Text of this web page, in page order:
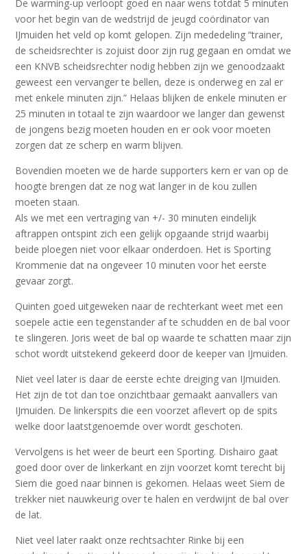
De warming-up verloopt goed en naar wens totdat 5 minuten
voor het begin van de wedstrijd de jeugd coördinator van
IJmuiden het veld op komt gelopen. Zijn mededeling “trainer,
de scheidsrechter is zojuist door zijn rug gegaan en omdat we
een KNVB scheidsrechter nodig hebben zijn we genoodzaakt
geweest een vervanger te bellen, deze is onderweg en zal er
met enkele minuten zijn.” Helaas blijken de enkele minuten er
25 minuten in totaal te zijn waardoor we langer dan gewenst
de jongens bezig moeten houden en er ook voor moeten
zorgen dat ze scherp en warm blijven.
Bovendien moeten we de harde supporters kern er van op de
hoogte brengen dat ze nog wat langer in de kou zullen
moeten staan.
Als we met een vertraging van +/- 30 minuten eindelijk
aftrappen ontspint zich een gelijk opgaande strijd waarbij
beide ploegen niet voor elkaar onderdoen. Het is Sporting
Krommenie dat na ongeveer 10 minuten voor het eerste
gevaar zorgt.
Quinten goed uitgeweken naar de rechterkant weet met een
soepele actie een tegenstander af te schudden en de bal voor
te slingeren. Joris weet de bal op waarde te schatten maar zijn
schot wordt uitstekend gekeerd door de keeper van IJmuiden.
Niet veel later is daar de eerste echte dreiging van IJmuiden.
Het zijn de tot dan toe onzichtbaar gemaakt aanvallers van
IJmuiden. De linkerspits die een voorzet aflevert op de spits
welke door laatstgenoemde over wordt geschoten.
Vervolgens is het weer de beurt een Sporting. Dishairo gaat
goed door over de linkerkant en zijn voorzet komt terecht bij
Siem die goed naar binnen is gekomen. Helaas weet Siem de
trekker niet nauwkeurig over te halen en verdwijnt de bal over
de lat.
Niet veel later raakt onze rechtsachter Rinke bij een